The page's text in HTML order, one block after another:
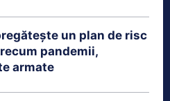
un plan de risc
pandemii,
armate